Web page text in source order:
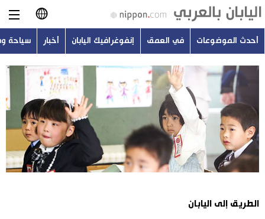
日本語
English
简体字
繁體字
Français
أحدث الموضوعات
في العمق
أحدث الموضوعات في العمق إنفوغرافيك اليابان أخبار سياحة
الطريق إلى اليابان